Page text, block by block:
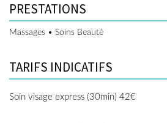
PRESTATIONS
Massages • Soins Beauté
TARIFS INDICATIFS
Soin visage express (30min) 42€